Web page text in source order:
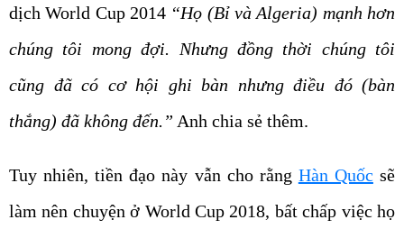
dịch World Cup 2014 “Họ (Bỉ và Algeria) mạnh hơn
chúng tôi mong đợi. Nhưng đồng thời chúng tôi
cũng đã có cơ hội ghi bàn nhưng điều đó (bàn
thắng) đã không đến.” Anh chia sẻ thêm.
Tuy nhiên, tiền đạo này vẫn cho rằng Hàn Quốc sẽ
làm nên chuyện ở World Cup 2018, bất chấp việc họ